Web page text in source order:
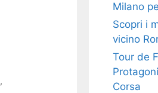
,
Milano
Scopri i
vicino
Tour de
Corsa